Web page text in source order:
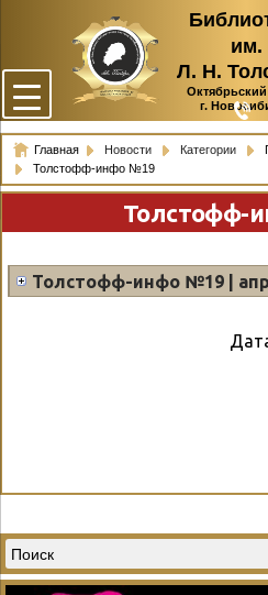
им.
Л. Н.
г.
Главная Новости Категории
Толстофф-инфо №19
Толстофф-
Толстофф-инфо №19 |